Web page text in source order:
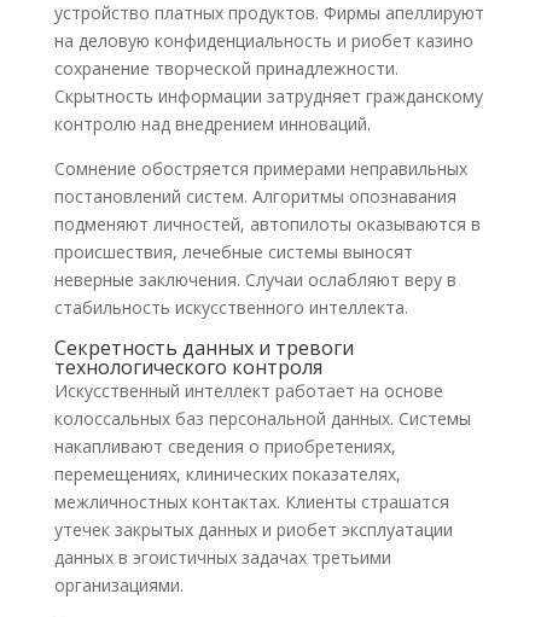
устройство платных продуктов. Фирмы апеллируют
на деловую конфиденциальность и риобет казино
сохранение творческой принадлежности.
Скрытность информации затрудняет гражданскому
контролю над внедрением инноваций.
Сомнение обостряется примерами неправильных
постановлений систем. Алгоритмы опознавания
подменяют личностей, автопилоты оказываются в
происшествия, лечебные системы выносят
неверные заключения. Случаи ослабляют веру в
стабильность искусственного интеллекта.
Секретность данных и тревоги
технологического контроля
Искусственный интеллект работает на основе
колоссальных баз персональной данных. Системы
накапливают сведения о приобретениях,
перемещениях, клинических показателях,
межличностных контактах. Клиенты страшатся
утечек закрытых данных и риобет эксплуатации
данных в эгоистичных задачах третьими
организациями.